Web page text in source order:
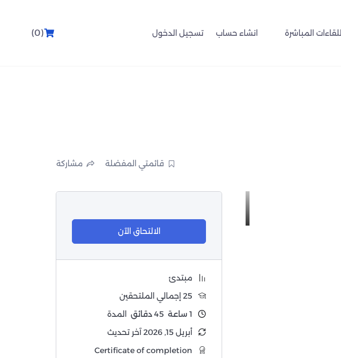
اللقاءات المباشرة انشاء حساب تسجيل الدخول (0)
قائمتي المفضلة مشاركة
الالتحاق الآن
مبتدئ
25 إجمالي الملتحقين
1 ساعة دقائق
المدة
أبريل 15, 2026 آخر تحديث
Certificate of completion